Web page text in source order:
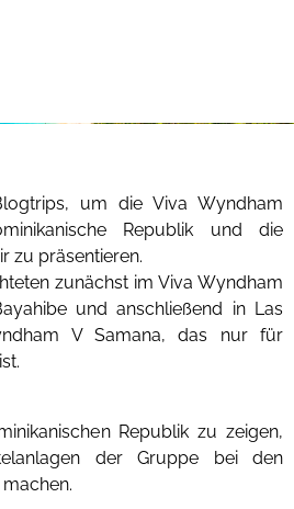
um die Viva Wyndham
Republik und die
zu präsentieren.
zunächst im Viva Wyndham
und anschließend in Las
V Samana, das nur für
Republik zu zeigen,
der Gruppe bei den